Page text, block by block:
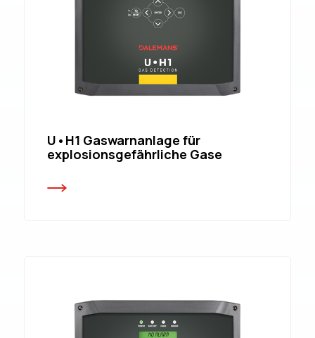
U•H1 Gaswarnanlage für
explosionsgefährliche Gase